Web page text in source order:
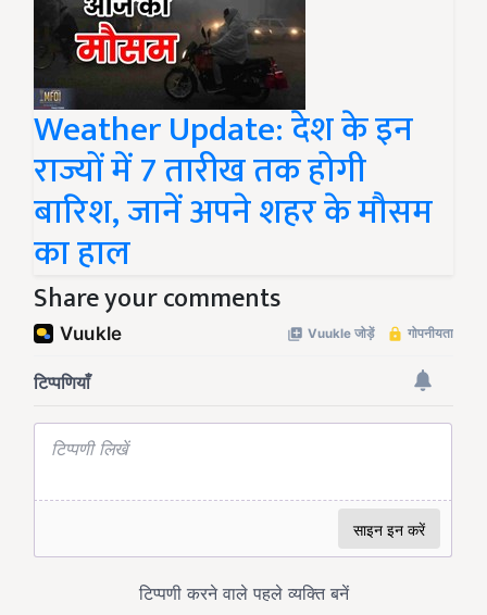
Weather Update: देश के इन
राज्यों में 7 तारीख तक होगी
बारिश, जानें अपने शहर के मौसम
का हाल
Share your comments